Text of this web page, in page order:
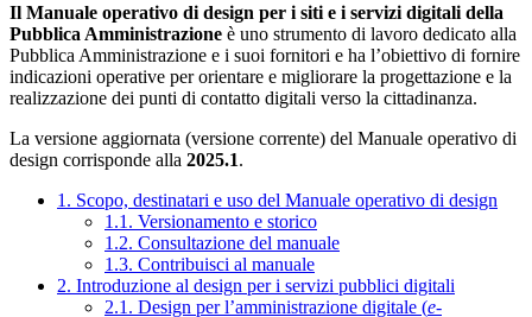
Il Manuale operativo di design per i siti e i servizi digitali della
Pubblica Amministrazione è uno strumento di lavoro dedicato alla
Pubblica Amministrazione e i suoi fornitori e ha l’obiettivo di fornire
indicazioni operative per orientare e migliorare la progettazione e la
realizzazione dei punti di contatto digitali verso la cittadinanza.
La versione aggiornata (versione corrente) del Manuale operativo di
design corrisponde alla 2025.1.
1. Scopo, destinatari e uso del Manuale operativo di design
1.1. Versionamento e storico
1.2. Consultazione del manuale
1.3. Contribuisci al manuale
2. Introduzione al design per i servizi pubblici digitali
2.1. Design per l’amministrazione digitale (e-